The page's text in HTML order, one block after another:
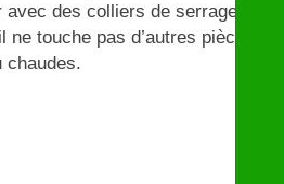
avec des colliers de serrage et
ne touche pas d’autres pièces
chaudes.